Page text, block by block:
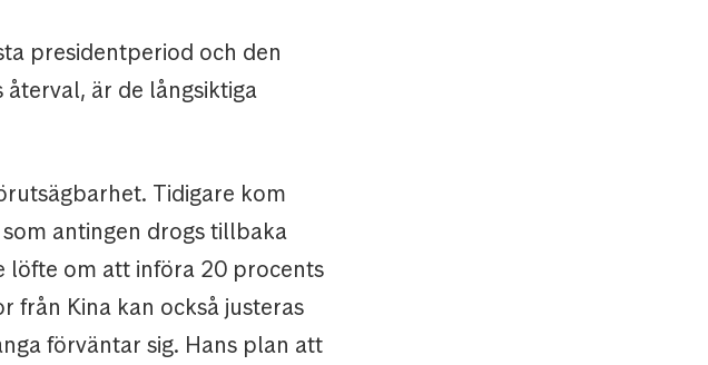
presidentperiod och den
är de långsiktiga
Tidigare kom
antingen drogs tillbaka
löfte om att införa 20 procents
Kina kan också justeras
förväntar sig. Hans plan att